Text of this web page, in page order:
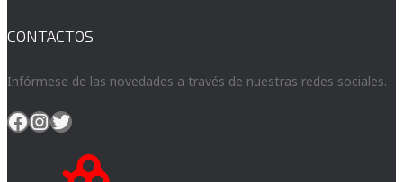
CONTACTOS
Infórmese de las novedades a través de nuestras redes sociales.
Facebook
Instagram
Twitter